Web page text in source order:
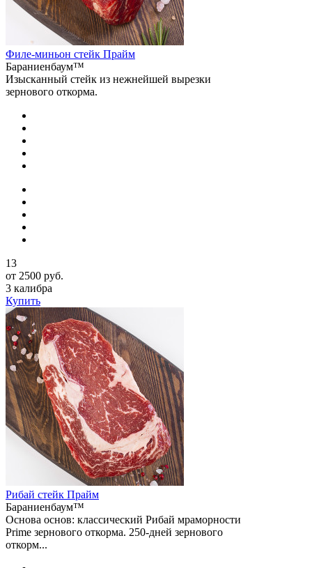
Филе-миньон стейк Прайм
Бараниенбаум™
Изысканный стейк из нежнейшей вырезки
зернового откорма.
13
от 2500 руб.
3 калибра
Купить
Рибай cтейк Прайм
Бараниенбаум™
Основа основ: классический Рибай мраморности
Prime зернового откорма. 250-дней зернового
откорм...